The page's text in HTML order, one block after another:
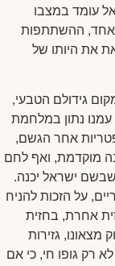
עומד במצבו
אחד, ההשתתפות
את היותו של
גידולם הטבעי,
נתון במלחמת
אחר הגשם,
מוקדמת, ואף לחם
שבשם ישראל יכנה.
על הזכות להניח
אחרת, בחזית
מצאונו, גזירות
רק גופו חי, כי אם